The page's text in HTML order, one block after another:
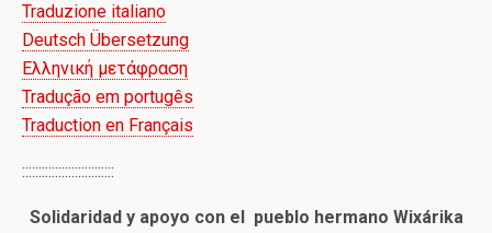
Traduzione italiano
Deutsch Übersetzung
Ελληνική μετάφραση
Tradução em portugês
Traduction en Français
::::::::::::::::::::::::::::
Solidaridad y apoyo con el pueblo hermano Wixárika